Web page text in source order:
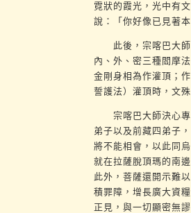
霓狀的霞光，光中有
說：「你好像已見著
此後，宗喀巴大師
內、外、密三種閻摩
金剛身相為作灌頂；
誓護法）灌頂時，文
宗喀巴大師決心專
弟子以及前藏四弟子
將不能相會，以此同
就在拉薩脫頂瑪的南
此外，菩薩還開示難
積罪障，增長廣大資
正見，與一切顯密無